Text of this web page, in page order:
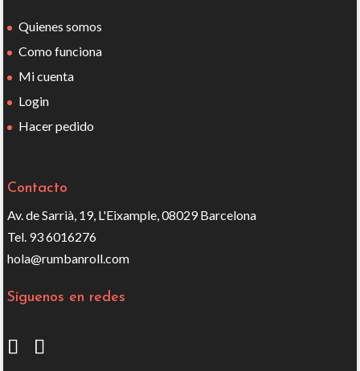
Quienes somos
Como funciona
Mi cuenta
Login
Hacer pedido
Contacto
Av. de Sarrià, 19, L'Eixample, 08029 Barcelona
Tel. 93 6016276
hola@rumbanroll.com
Síguenos en redes